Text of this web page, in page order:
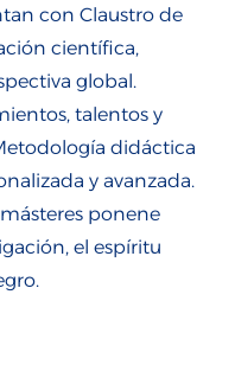
con Claustro de
científica,
global.
talentos y
didáctica
y avanzada.
ponene
el espíritu